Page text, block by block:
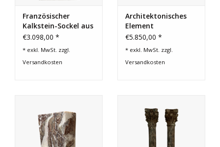
Französischer
Kalkstein-Sockel aus
dem 19. Jahrhundert
€3.098,00 *
* exkl. MwSt. zzgl.
Versandkosten
Architektonisches
Element
€5.850,00 *
* exkl. MwSt. zzgl.
Versandkosten